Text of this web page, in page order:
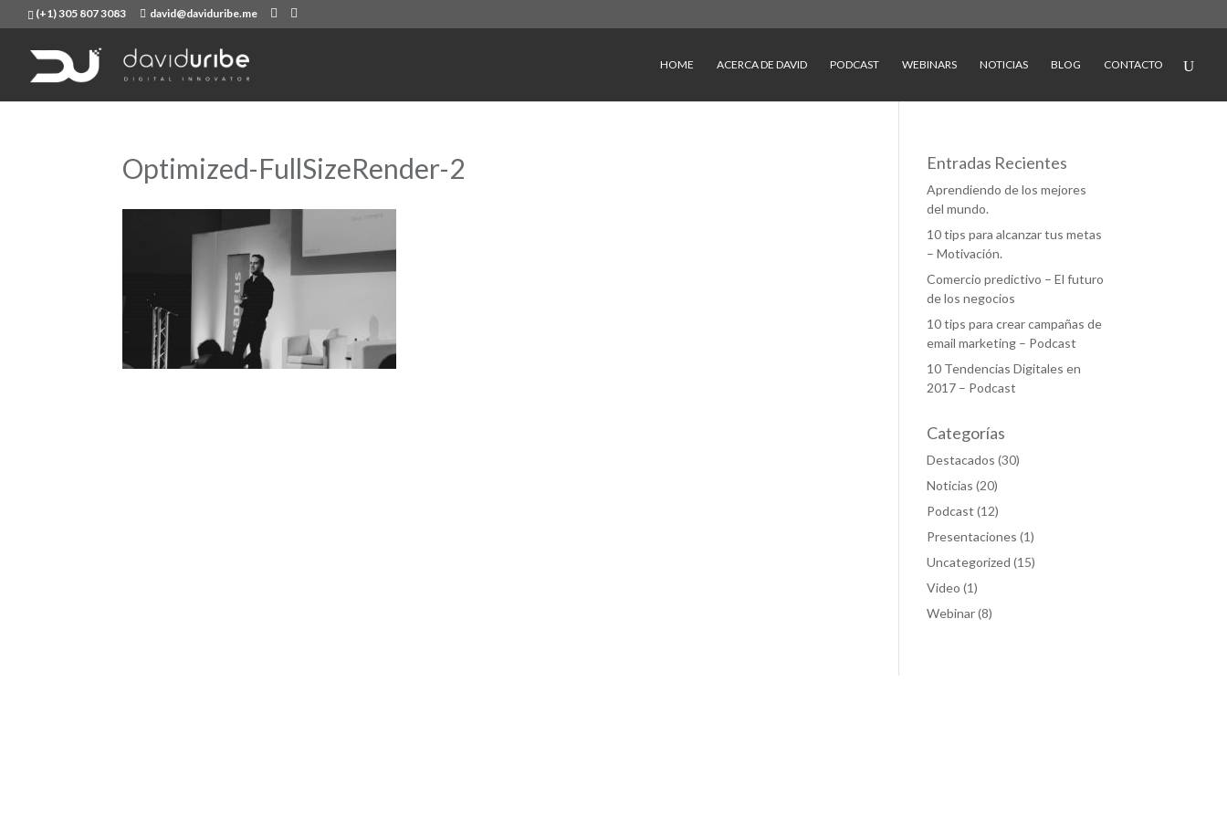
(+1) 305 807 3083 david@daviduribe.me
HOME ACERCA DE DAVID PODCAST WEBINARS NOTICIAS BLOG CONTACTO
Optimized-FullSizeRender-2 Entradas Recientes
Aprendiendo de los mejores
del mundo.
10 tips para alcanzar tus metas
– Motivación.
Comercio predictivo – El futuro
de los negocios
10 tips para crear campañas de
email marketing – Podcast
10 Tendencias Digitales en
2017 – Podcast
Categorías
Destacados (30)
Noticias (20)
Podcast (12)
Presentaciones (1)
Uncategorized (15)
Video (1)
Webinar(8)